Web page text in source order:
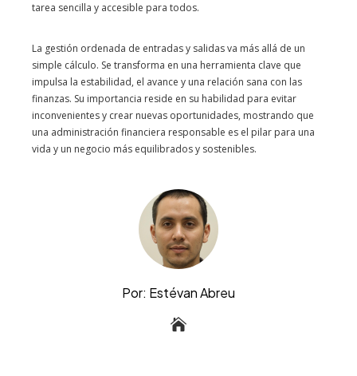
tarea sencilla y accesible para todos.
La gestión ordenada de entradas y salidas va más allá de un
simple cálculo. Se transforma en una herramienta clave que
impulsa la estabilidad, el avance y una relación sana con las
finanzas. Su importancia reside en su habilidad para evitar
inconvenientes y crear nuevas oportunidades, mostrando que
una administración financiera responsable es el pilar para una
vida y un negocio más equilibrados y sostenibles.
Por: Estévan Abreu